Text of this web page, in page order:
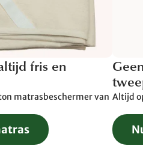
fris en
matrasbeschermer van Altijd